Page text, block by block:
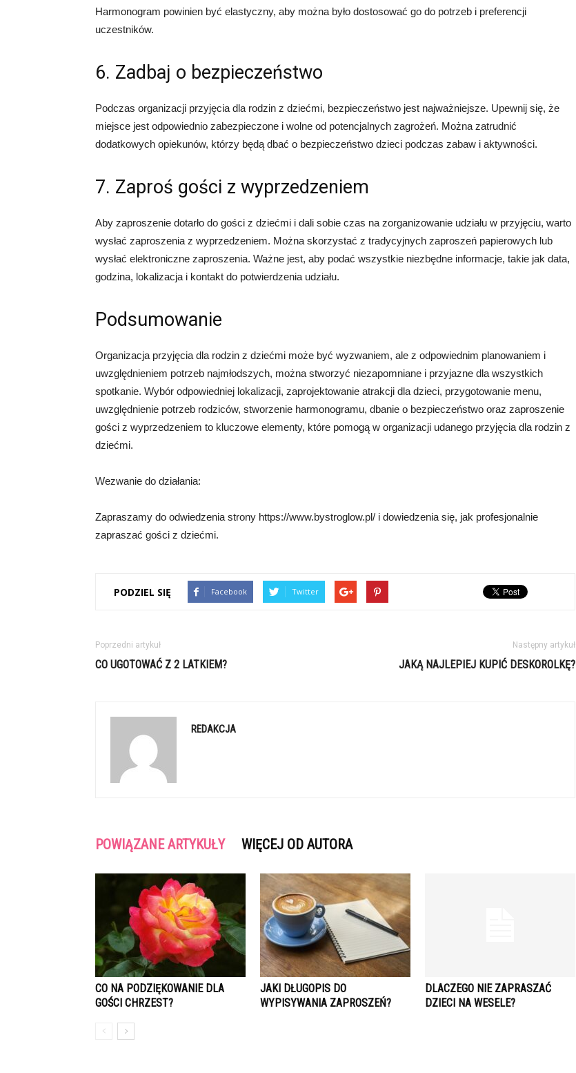
Harmonogram powinien być elastyczny, aby można było dostosować go do potrzeb i preferencji
uczestników.
6. Zadbaj o bezpieczeństwo
Podczas organizacji przyjęcia dla rodzin z dziećmi, bezpieczeństwo jest najważniejsze. Upewnij się, że
miejsce jest odpowiednio zabezpieczone i wolne od potencjalnych zagrożeń. Można zatrudnić
dodatkowych opiekunów, którzy będą dbać o bezpieczeństwo dzieci podczas zabaw i aktywności.
7. Zaproś gości z wyprzedzeniem
Aby zaproszenie dotarło do gości z dziećmi i dali sobie czas na zorganizowanie udziału w przyjęciu, warto
wysłać zaproszenia z wyprzedzeniem. Można skorzystać z tradycyjnych zaproszeń papierowych lub
wysłać elektroniczne zaproszenia. Ważne jest, aby podać wszystkie niezbędne informacje, takie jak data,
godzina, lokalizacja i kontakt do potwierdzenia udziału.
Podsumowanie
Organizacja przyjęcia dla rodzin z dziećmi może być wyzwaniem, ale z odpowiednim planowaniem i
uwzględnieniem potrzeb najmłodszych, można stworzyć niezapomniane i przyjazne dla wszystkich
spotkanie. Wybór odpowiedniej lokalizacji, zaprojektowanie atrakcji dla dzieci, przygotowanie menu,
uwzględnienie potrzeb rodziców, stworzenie harmonogramu, dbanie o bezpieczeństwo oraz zaproszenie
gości z wyprzedzeniem to kluczowe elementy, które pomogą w organizacji udanego przyjęcia dla rodzin z
dziećmi.
Wezwanie do działania:
Zapraszamy do odwiedzenia strony https://www.bystroglow.pl/ i dowiedzenia się, jak profesjonalnie
zapraszać gości z dziećmi.
PODZIEL SIĘ Facebook Twitter
Poprzedni artykuł
CO UGOTOWAĆ Z 2 LATKIEM?
Następny artykuł
JAKĄ NAJLEPIEJ KUPIĆ DESKOROLKĘ?
REDAKCJA
POWIĄZANE ARTYKUŁY WIĘCEJ OD AUTORA
CO NA PODZIĘKOWANIE DLA
GOŚCI CHRZEST?
JAKI DŁUGOPIS DO
WYPISYWANIA ZAPROSZEŃ?
DLACZEGO NIE ZAPRASZAĆ
DZIECI NA WESELE?